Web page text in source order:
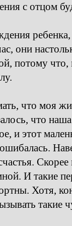
с отцом
они
потому
что моя
что
и этот
И такие
Хотя,
такие